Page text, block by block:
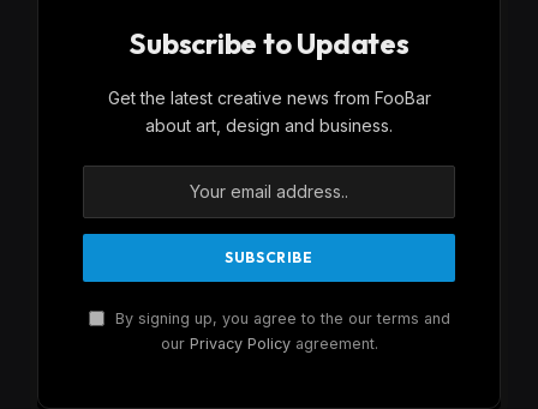
Subscribe to Updates
Get the latest creative news from FooBar
about art, design and business.
By signing up, you agree to the our terms and
our Privacy Policyagreement.